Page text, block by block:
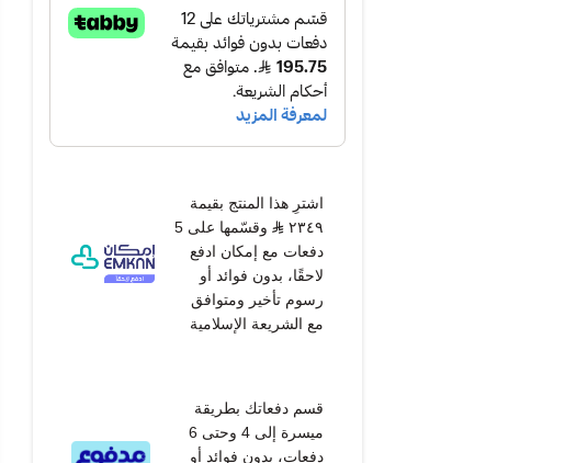
اشترِ هذا المنتج بقيمة
٢٣٤٩
وقسّمها على 5
دفعات مع إمكان ادفع
لاحقًا، بدون فوائد أو
رسوم تأخير ومتوافق
مع الشريعة الإسلامية
قسم دفعاتك بطريقة
ميسرة إلى 4 وحتى 6
دفعات، بدون فوائد أو